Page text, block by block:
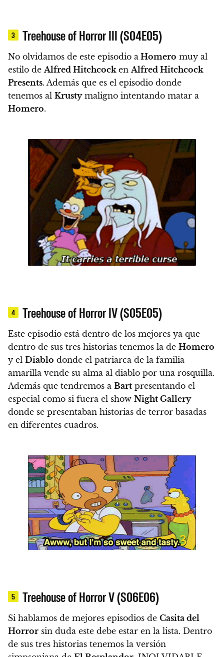
3 Treehouse of Horror III (S04E05)
No olvidamos de este episodio a Homero muy al
estilo deAlfred Hitchcock enAlfred Hitchcock
Presents. Además que es el episodio donde
tenemos al Krustymaligno intentando matar a
Homero.
4 Treehouse of Horror IV (S05E05)
Este episodio está dentro de los mejores ya que
dentro de sus tres historias tenemos la de Homero
y el Diablo donde el patriarca de la familia
amarilla vende su alma al diablo por una rosquilla.
Además que tendremos a Bart presentando el
especial como si fuera el show Night Gallery
donde se presentaban historias de terror basadas
en diferentes cuadros.
5 Treehouse of Horror V (S06E06)
Si hablamos de mejores episodios de Casita del
Horror sin duda este debe estar en la lista. Dentro
de sus tres historias tenemos la versión